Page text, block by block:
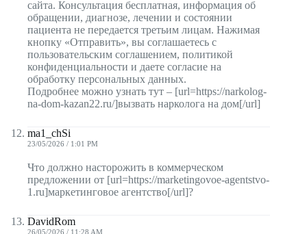
сайта. Консультация бесплатная, информация об
обращении, диагнозе, лечении и состоянии
пациента не передается третьим лицам. Нажимая
кнопку «Отправить», вы соглашаетесь с
пользовательским соглашением, политикой
конфиденциальности и даете согласие на
обработку персональных данных.
Подробнее можно узнать тут – [url=https://narkolog-
na-dom-kazan22.ru/]вызвать нарколога на дом[/url]
ma1_chSi
23/05/2026 / 1:01 PM
Что должно насторожить в коммерческом
предложении от [url=https://marketingovoe-agentstvo-
1.ru]маркетинговое агентство[/url]?
DavidRom
26/05/2026 / 11:28 AM